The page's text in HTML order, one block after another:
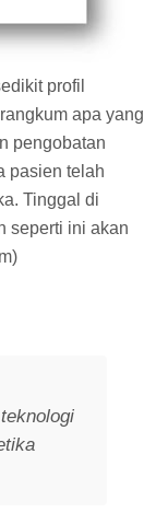
profil
apa yang
pengobatan
pasien telah
Tinggal di
seperti ini akan